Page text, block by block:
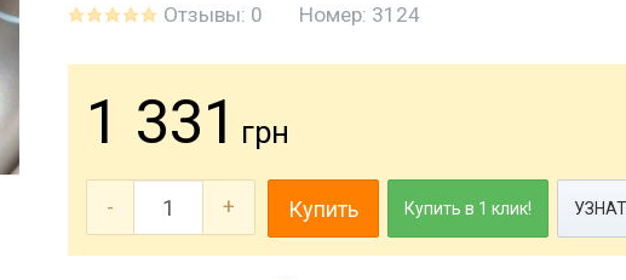
Отзывы: 0 Номер: 3124
1 331 грн
- + Купить Купить в 1 клик!